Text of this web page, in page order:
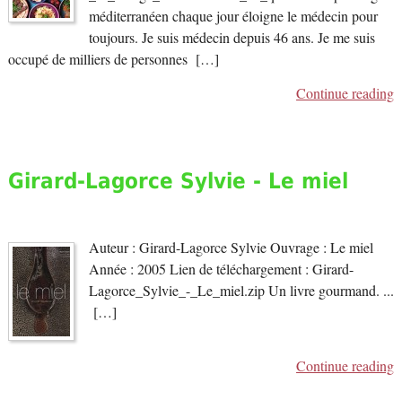
méditerranéen chaque jour éloigne le médecin pour
toujours. Je suis médecin depuis 46 ans. Je me suis
occupé de milliers de personnes […]
Continue reading
Girard-Lagorce Sylvie - Le miel
Auteur : Girard-Lagorce Sylvie Ouvrage : Le miel
Année : 2005 Lien de téléchargement : Girard-
Lagorce_Sylvie_-_Le_miel.zip Un livre gourmand. ...
[…]
Continue reading